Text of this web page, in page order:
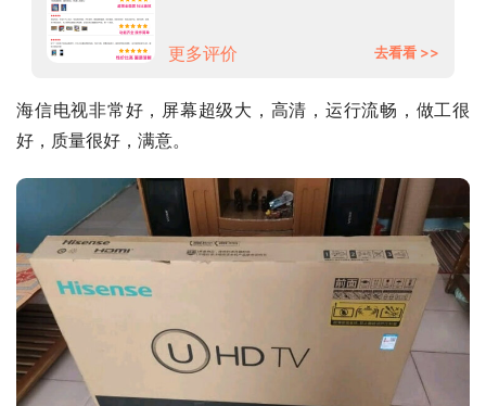
更多评价 去看看 >>
海信电视非常好，屏幕超级大，高清，运行流畅，做工很
好，质量很好，满意。